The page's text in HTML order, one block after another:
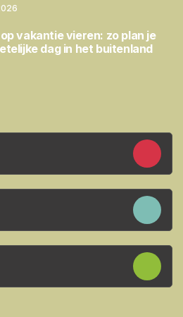
vakantie vieren: zo plan je
dag in het buitenland